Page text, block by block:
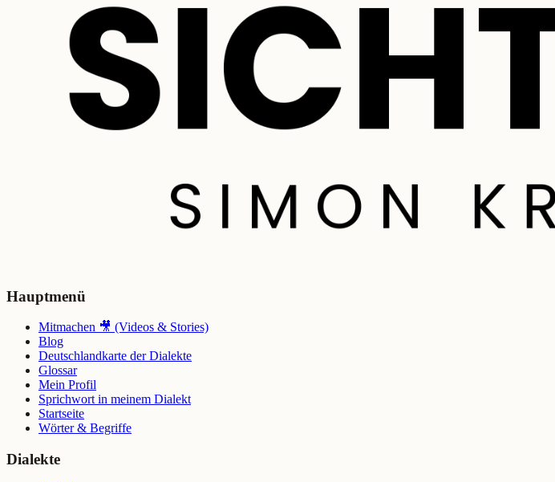
Hauptmenü
Mitmachen 🎥 (Videos & Stories)
Blog
Deutschlandkarte der Dialekte
Glossar
Mein Profil
Sprichwort in meinem Dialekt
Startseite
Wörter & Begriffe
Dialekte